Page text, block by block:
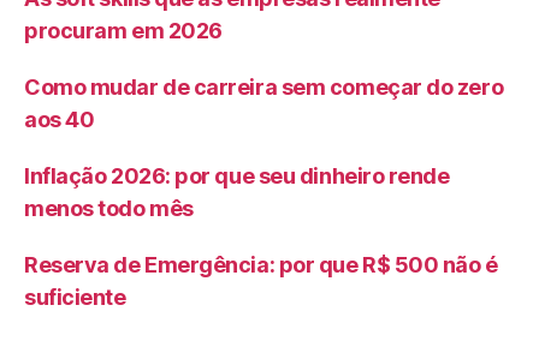
procuram em 2026
Como mudar de carreira sem começar do zero
aos 40
Inflação 2026: por que seu dinheiro rende
menos todo mês
Reserva de Emergência: por que R$ 500 não é
suficiente